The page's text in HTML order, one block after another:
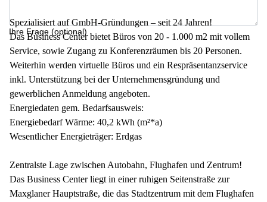
Ihre Frage (optional)
Spezialisiert auf GmbH-Gründungen – seit 24 Jahren!
Das Business Center bietet Büros von 20 - 1.000 m2 mit vollem
Service, sowie Zugang zu Konferenzräumen bis 20 Personen.
Weiterhin werden virtuelle Büros und ein Respräsentanzservice
inkl. Unterstützung bei der Unternehmensgründung und
gewerblichen Anmeldung angeboten.
Energiedaten gem. Bedarfsausweis:
Energiebedarf Wärme: 40,2 kWh (m²*a)
Wesentlicher Energieträger: Erdgas
Zentralste Lage zwischen Autobahn, Flughafen und Zentrum!
Das Business Center liegt in einer ruhigen Seitenstraße zur
Maxglaner Hauptstraße, die das Stadtzentrum mit dem Flughafen